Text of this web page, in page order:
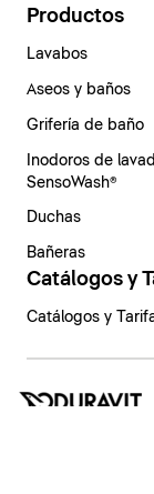
Productos
Lavabos
Aseos y baños
Grifería de baño
Inodoros de
SensoWash®
Duchas
Bañeras
Catálogos y
Catálogos y